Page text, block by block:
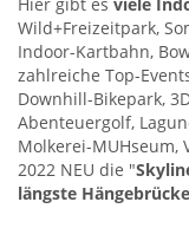
internationalen
Veranstaltungs- und
Hier gibt es viele
Wild+Freizeitpark,
Indoor-Kartbahn,
zahlreiche Top-
Downhill-Bikepark,
Abenteuergolf,
Molkerei-MUHseum,
2022 NEU die "
längste